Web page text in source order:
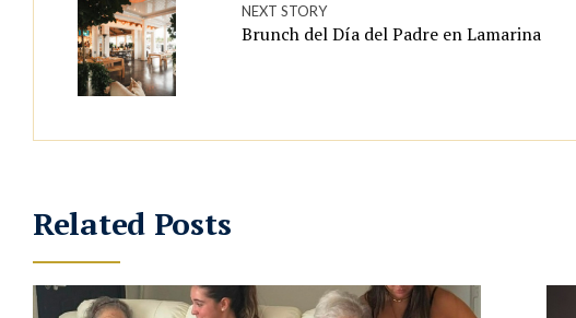
NEXT STORY
Brunch del Día del Padre en Lamarina
Related Posts